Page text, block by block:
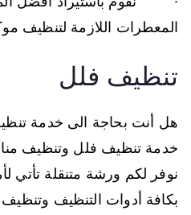
المعطرات اللازمة لتنظيف
تنظيف فلل
هل أنت بحاجة الى خدمة
نوفر لكم ورشة متنقلة تأتي
بكافة أدوات التنظيف وتنظيف